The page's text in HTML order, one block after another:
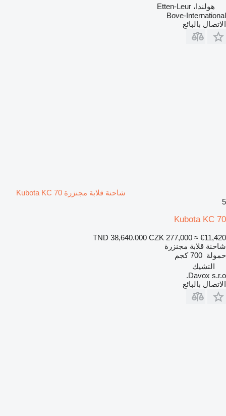
هولندا، Etten-Leur
Bove-International
الاتصال بالبائع
شاحنة قلابة مجنزرة Kubota KC 70
5
Kubota KC 70
TND 38,640.000 CZK 277,000 ≈ €11,420
شاحنة قلابة مجنزرة
حمولة 700 كجم
التشيك
Davox s.r.o.
الاتصال بالبائع